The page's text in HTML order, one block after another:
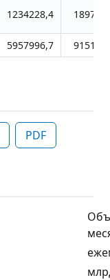
1234228,4
5957996,7
PDF